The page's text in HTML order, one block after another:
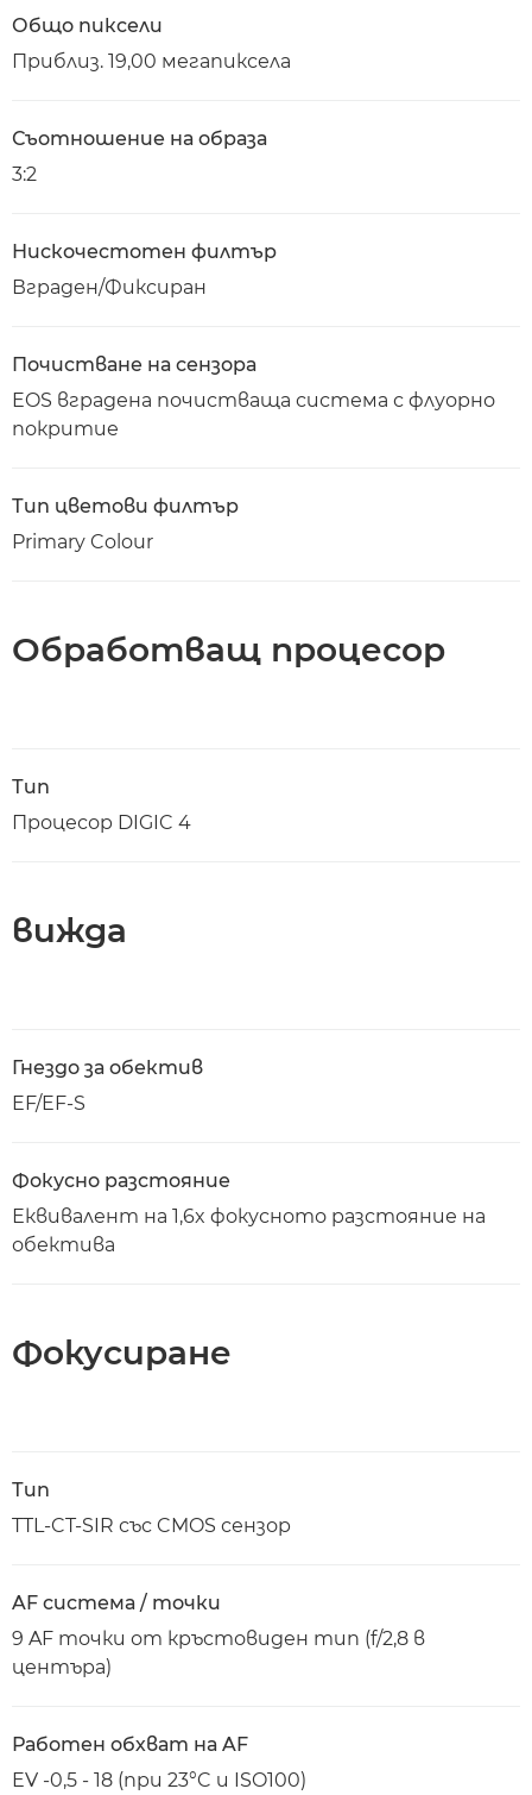
Общо пиксели
Приблиз. 19,00 мегапиксела
Съотношение на образа
3:2
Нискочестотен филтър
Вграден/Фиксиран
Почистване на сензора
EOS вградена почистваща система с флуорно
покритие
Тип цветови филтър
Primary Colour
Обработващ процесор
Тип
Процесор DIGIC 4
вижда
Гнездо за обектив
EF/EF-S
Фокусно разстояние
Еквивалент на 1,6x фокусното разстояние на
обектива
Фокусиране
Тип
TTL-CT-SIR със CMOS сензор
AF система / точки
9 AF точки от кръстовиден тип (f/2,8 в
центъра)
Работен обхват на AF
EV -0,5 - 18 (при 23°C и ISO100)